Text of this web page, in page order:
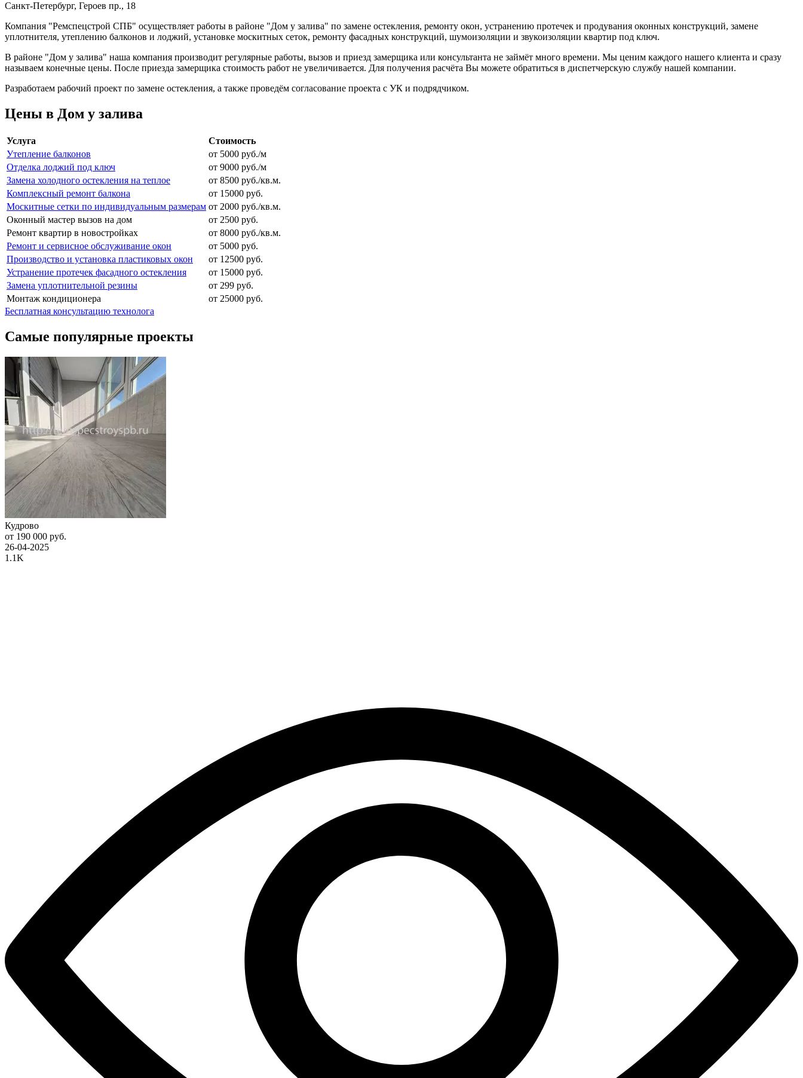
Санкт-Петербург, Героев пр., 18
Компания "Ремспецстрой СПБ" осуществляет работы в районе "Дом у залива" по замене остекления, ремонту окон, устранению протечек и продувания оконных конструкций, замене
уплотнителя, утеплению балконов и лоджий, установке москитных сеток, ремонту фасадных конструкций, шумоизоляции и звукоизоляции квартир под ключ.
В районе "Дом у залива" наша компания производит регулярные работы, вызов и приезд замерщика или консультанта не займёт много времени. Мы ценим каждого нашего клиента и сразу
называем конечные цены. После приезда замерщика стоимость работ не увеличивается. Для получения расчёта Вы можете обратиться в диспетчерскую службу нашей компании.
Разработаем рабочий проект по замене остекления, а также проведём согласование проекта с УК и подрядчиком.
Цены в Дом у залива
Услуга
Стоимость
Утепление балконов
от 5000 руб./м
Отделка лоджий под ключ
от 9000 руб./м
Замена холодного остекления на теплое
от 8500 руб./кв.м.
Комплексный ремонт балкона
от 15000 руб.
Москитные сетки по индивидуальным размерам от 2000 руб./кв.м.
Оконный мастер вызов на дом
от 2500 руб.
Ремонт квартир в новостройках
от 8000 руб./кв.м.
Ремонт и сервисное обслуживание окон
от 5000 руб.
Производство и установка пластиковых окон
от 12500 руб.
Устранение протечек фасадного остекления
от 15000 руб.
Замена уплотнительной резины
от 299 руб.
Монтаж кондиционера
от 25000 руб.
Бесплатная консультацию технолога
Самые популярные проекты
Кудрово
от 190 000 руб.
26-04-2025
1.1K